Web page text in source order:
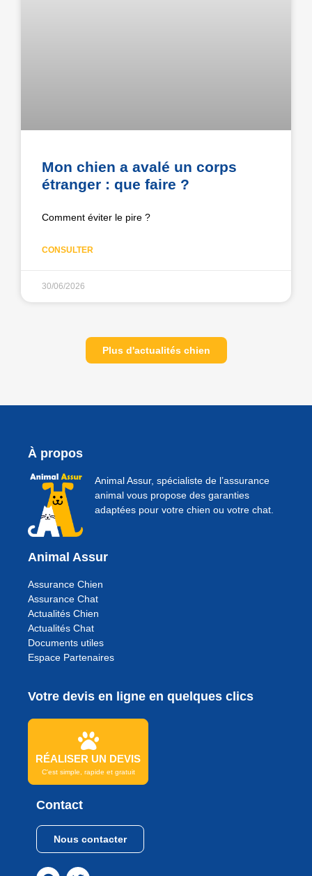
Mon chien a avalé un corps
étranger : que faire ?
Comment éviter le pire ?
CONSULTER
30/06/2026
Plus d'actualités chien
À propos
Animal Assur, spécialiste de l’assurance
animal vous propose des garanties
adaptées pour votre chien ou votre chat.
Animal Assur
Assurance Chien
Assurance Chat
Actualités Chien
Actualités Chat
Documents utiles
Espace Partenaires
Votre devis en ligne en quelques clics
RÉALISER UN DEVIS
C'est simple, rapide et gratuit
Contact
Nous contacter
Continuer sans accepter
Bonjour